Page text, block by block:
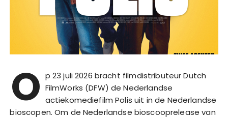
O p 23 juli 2026 bracht filmdistributeur Dutch
FilmWorks (DFW) de Nederlandse
actiekomediefilm Polis uit in de Nederlandse
bioscopen. Om de Nederlandse bioscooprelease van